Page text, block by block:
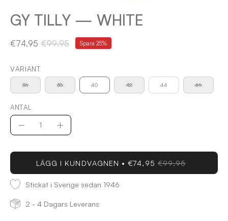
GY TILLY — WHITE
€74,95 €99,95 Spara 25%
VARIANT
36 38 40 42 44 46
ANTAL
Antal
Minska
Öka
LÄGG I KUNDVAGNEN €74,95 €99,95
Stickat i Sverige sedan 1946
2 - 4 Dagars Leverans